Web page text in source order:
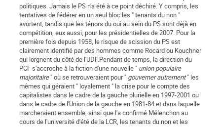
politiques. Jamais le PS n'a été à ce point déchiré. Y compris, les
tentatives de fédérer en un seul bloc les " tenants du non "
avortent, tandis que les ténors du oui au sein du PS sont déjà en
compétition, eux aussi, pour les présidentielles de 2007. Pour la
première fois depuis 1958, le risque de scission du PS est
clairement identifié par des hommes comme Rocard ou Kouchner
qui lorgnent du côté de l'UDF.Pendant de temps, la direction du
PCF s'accroche à la fiction d'une nouvelle " union populaire
majoritaire" où se retrouveraient pour " gouverner autrement" les
mêmes qui géraient " loyalement " la crise pour le compte des
capitalistes dans le cadre de la gauche plurielle en 1997-2001 ou
dans le cadre de l'Union de la gauche en 1981-84 et dans laquelle
marcheraient ensemble, ainsi que l'a confirmé Mélenchon au
cours de l'université d'été de la LCR, les tenants du non et les